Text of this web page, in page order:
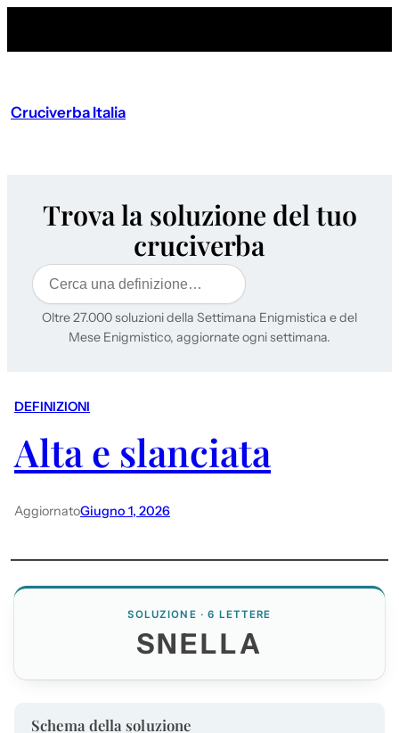
Cruciverba Italia
Trova la soluzione del tuo
cruciverba
Cerca
Oltre 27.000 soluzioni della Settimana Enigmistica e del
Mese Enigmistico, aggiornate ogni settimana.
DEFINIZIONI
Alta e slanciata
AggiornatoGiugno 1, 2026
SOLUZIONE · 6 LETTERE
SNELLA
Schema della soluzione